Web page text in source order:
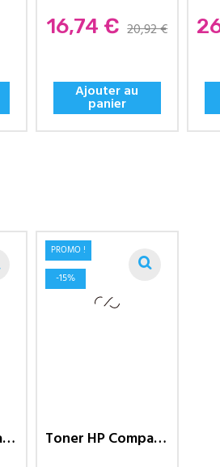
Prix
16,74 € 20,92 €
Ajouter au
panier
Toner HP Compatible 203A... Toner HP Compatible 203A...
PROMO !
-15%